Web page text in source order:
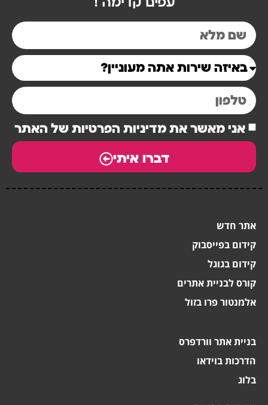
אני מאשר את מדיניות הפרטיות של האתר
דברו איתי
אתר חדש
קידום בפייסבוק
קידום בגוגל
קורס לבניית אתרים
אלמנטור פרו בזול
בניית אתר וורדפרס
הדרכות בוידאו
בלוג